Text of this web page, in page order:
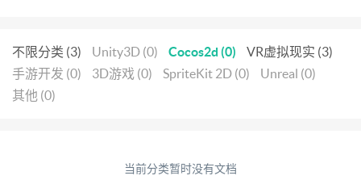
不限分类 (3) Unity3D (0) Cocos2d (0)
VR虚拟现实 (3)
手游开发 (0)
3D游戏 (0) SpriteKit 2D (0)
Unreal (0)
其他 (0)
当前分类暂时没有文档